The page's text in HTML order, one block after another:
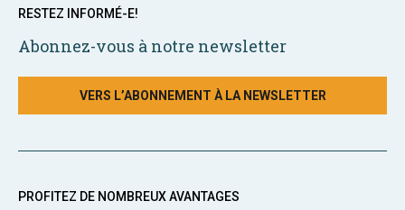
RESTEZ INFORMÉ-E!
Abonnez-vous à notre newsletter
VERS L’ABONNEMENT À LA NEWSLETTER
PROFITEZ DE NOMBREUX AVANTAGES